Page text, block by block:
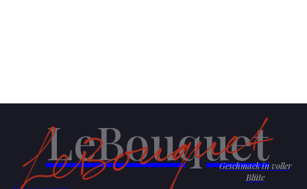
LeBouquet
Geschmack in voller
Blüte